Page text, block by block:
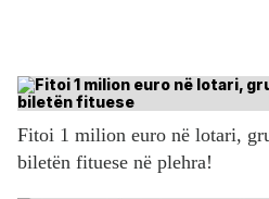
Fitoi 1 milion euro në lotari,
biletën fituese në plehra!